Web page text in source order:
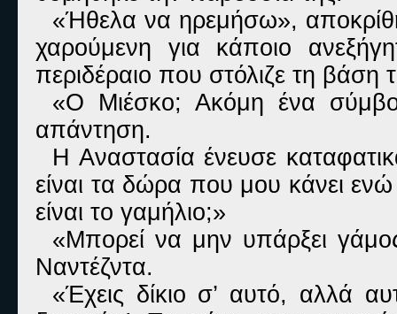
«Ήθελα να ηρεμήσω»,
χαρούμενη για κάποιο
περιδέραιο που στόλιζε τη βάση
«Ο Μιέσκο; Ακόμη ένα
απάντηση.
Η Αναστασία ένευσε
είναι τα δώρα που μου κάνει
είναι το γαμήλιο;»
«Μπορεί να μην υπάρξει
Ναντέζντα.
«Έχεις δίκιο σ’ αυτό, αλλά